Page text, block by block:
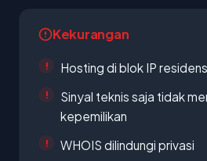
Kekurangan
Hosting di blok IP
Sinyal teknis saja tidak
kepemilikan
WHOIS dilindungi privasi